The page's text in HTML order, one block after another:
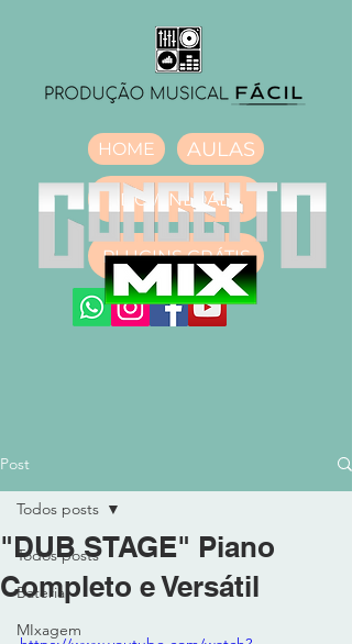
HOME AULAS
DOWNLOAD
PLUGINS GRÁTIS
Post
Todos posts
Bateria
MIxagem
Todos posts
"DUB STAGE" Piano
Completo e Versátil